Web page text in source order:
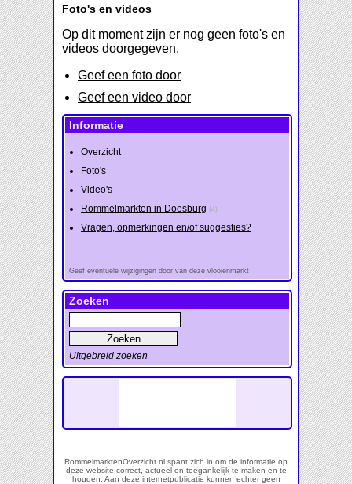
Foto's en videos
Op dit moment zijn er nog geen foto's en
videos doorgegeven.
Geef een foto door
Geef een video door
Informatie
Overzicht
Foto's
Video's
Rommelmarkten in Doesburg (4)
Vragen, opmerkingen en/of suggesties?
Geef eventuele wijzigingen door van deze vlooienmarkt
Zoeken
Uitgebreid zoeken
RommelmarktenOverzicht.nl spant zich in om de informatie op
deze website correct, actueel en toegankelijk te maken en te
houden. Aan deze internetpublicatie kunnen echter geen